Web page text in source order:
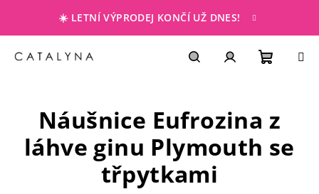
obsah
☀️ LETNÍ VÝPRODEJ KONČÍ UŽ DNES!
KOŠÍK
Náušnice Eufrozina z
láhve ginu Plymouth se
třpytkami